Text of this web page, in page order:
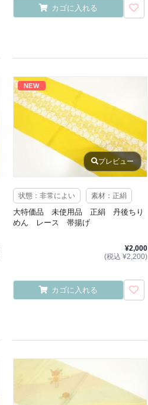
カゴに入れる
NEW
プレビュー
状態：非常によい 素材：正絹
大特価品 未使用品 正絹 丹後ちり
めん レース 帯揚げ
¥2,000
(税込 ¥2,200)
カゴに入れる